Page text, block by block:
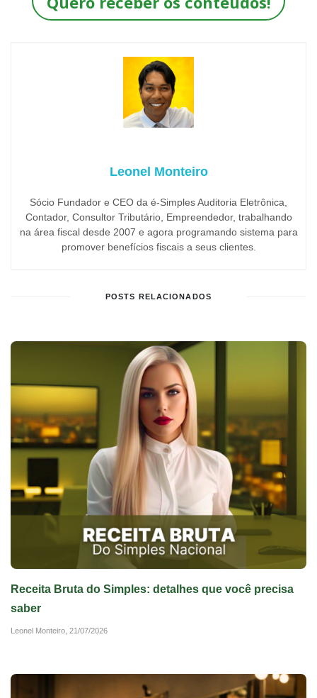
Leonel Monteiro
Sócio Fundador e CEO da é-Simples Auditoria Eletrônica,
Contador, Consultor Tributário, Empreendedor, trabalhando
na área fiscal desde 2007 e agora programando sistema para
promover benefícios fiscais a seus clientes.
POSTS RELACIONADOS
Receita Bruta do Simples: detalhes que você precisa
saber
Leonel Monteiro, 21/07/2026